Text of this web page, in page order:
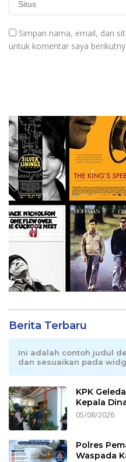
Simpan nama, email, dan
untuk komentar saya
Berita Terbaru
Ini adalah contoh judul
dan sesuaikan pada
KPK
Kepala
05/08/2026
Polres
Waspada